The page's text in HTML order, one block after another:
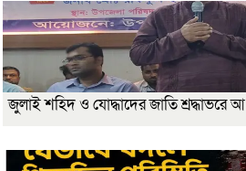
জুলাই শহিদ ও যোদ্ধাদের জাতি শ্রদ্ধাভরে আ